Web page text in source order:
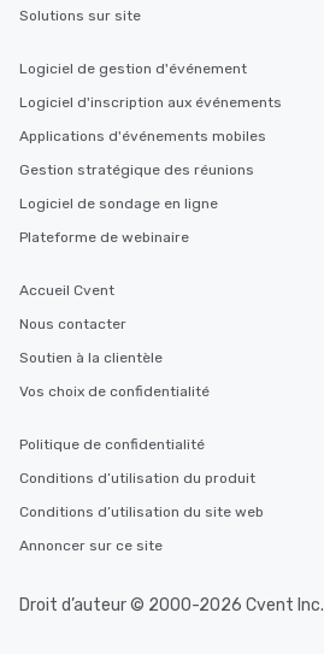
Solutions sur site
Logiciel de gestion d'événement
Logiciel d'inscription aux événements
Applications d'événements mobiles
Gestion stratégique des réunions
Logiciel de sondage en ligne
Plateforme de webinaire
Accueil Cvent
Nous contacter
Soutien à la clientèle
Vos choix de confidentialité
Politique de confidentialité
Conditions d’utilisation du produit
Conditions d’utilisation du site web
Annoncer sur ce site
Droit d’auteur © 2000-2026 Cvent Inc.